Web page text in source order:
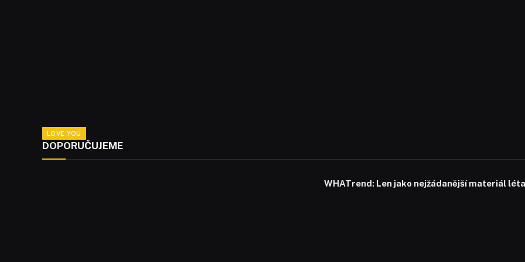
LOVE YOU
DOPORUČUJEME
WHATrend: Len jako nejžádanější materiál léta